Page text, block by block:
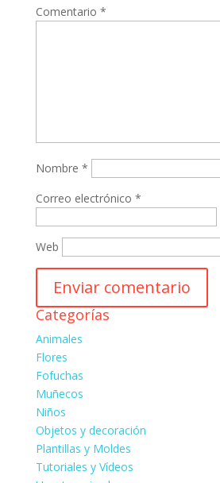
Comentario *
Nombre *
Correo electrónico *
Web
Categorías
Animales
Flores
Fofuchas
Muñecos
Niños
Objetos y decoración
Plantillas y Moldes
Tutoriales y Vídeos